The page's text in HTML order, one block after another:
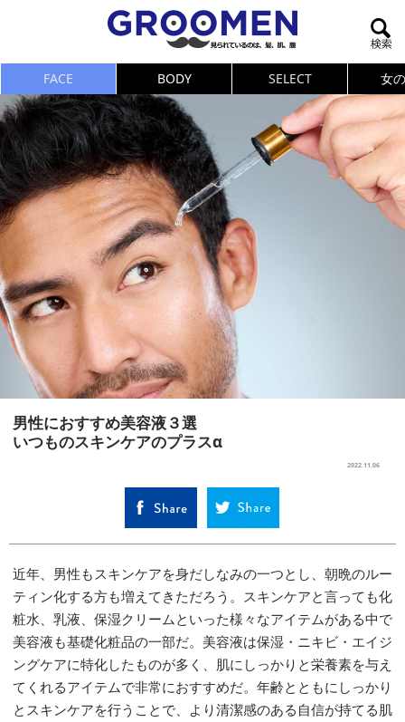
FACE BODY SELECT 女
男性におすすめ美容液３選
いつものスキンケアのプラスα
2022.11.06
近年、男性もスキンケアを身だしなみの一つとし、朝晩のルー
ティン化する方も増えてきただろう。スキンケアと言っても化
粧水、乳液、保湿クリームといった様々なアイテムがある中で
美容液も基礎化粧品の一部だ。美容液は保湿・ニキビ・エイジ
ングケアに特化したものが多く、肌にしっかりと栄養素を与え
てくれるアイテムで非常におすすめだ。年齢とともにしっかり
とスキンケアを行うことで、より清潔感のある自信が持てる肌